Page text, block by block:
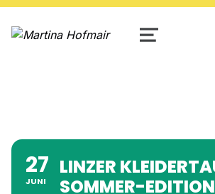
Martina Hofmair MENU
27
JUNI
LINZER
SOMMER-EDITION